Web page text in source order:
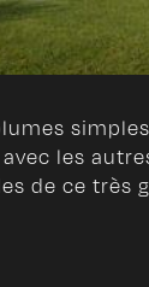
les
de ce très